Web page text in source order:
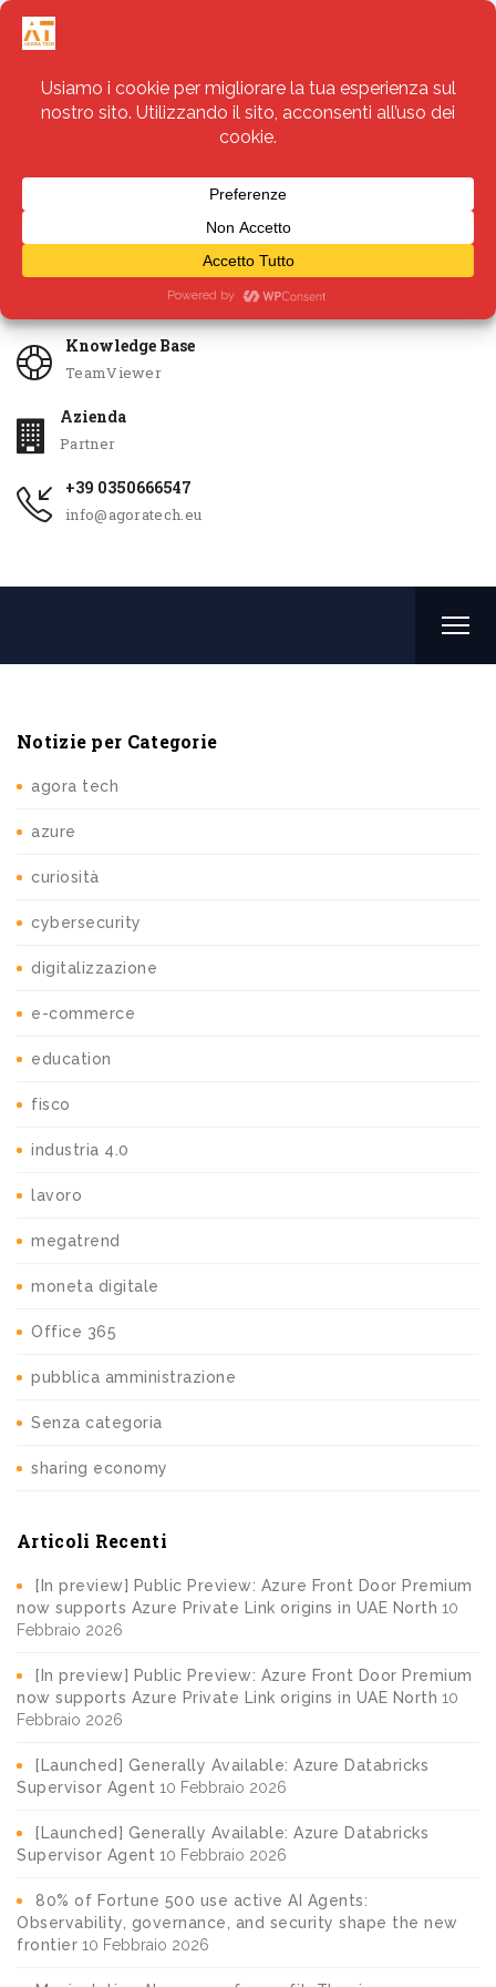
Servizi
Knowledge Base
TeamViewer
Azienda
Partner
+39 0350666547
info@agoratech.eu
Notizie per Categorie
agora tech
azure
curiosità
cybersecurity
digitalizzazione
e-commerce
education
fisco
industria 4.0
lavoro
megatrend
moneta digitale
Office 365
pubblica amministrazione
Senza categoria
sharing economy
Articoli Recenti
[In preview] Public Preview: Azure Front Door Premium
now supports Azure Private Link origins in UAE North 10
Febbraio 2026
[In preview] Public Preview: Azure Front Door Premium
now supports Azure Private Link origins in UAE North 10
Febbraio 2026
[Launched] Generally Available: Azure Databricks
Supervisor Agent 10 Febbraio 2026
[Launched] Generally Available: Azure Databricks
Supervisor Agent 10 Febbraio 2026
80% of Fortune 500 use active AI Agents:
Observability, governance, and security shape the new
frontier 10 Febbraio 2026